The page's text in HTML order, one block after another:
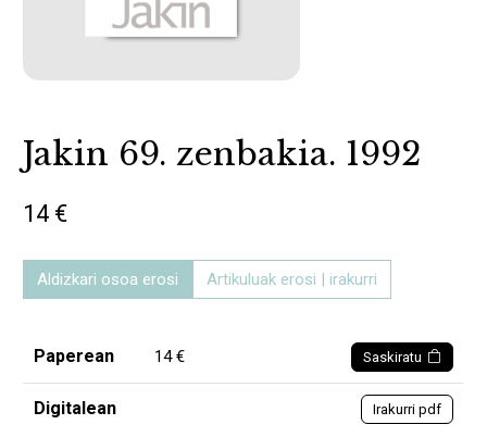
Jakin 69. zenbakia. 1992
14 €
Aldizkari osoa erosi Artikuluak erosi | irakurri
Paperean 14 € Saskiratu
Digitalean Irakurri pdf